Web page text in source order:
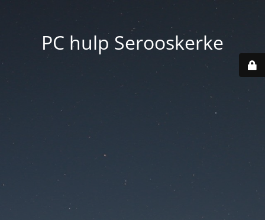
PC hulp Serooskerke